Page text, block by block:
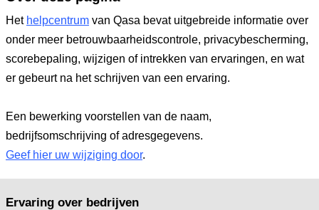
Het helpcentrum van Qasa bevat uitgebreide informatie over
onder meer betrouwbaarheidscontrole, privacybescherming,
scorebepaling, wijzigen of intrekken van ervaringen, en wat
er gebeurt na het schrijven van een ervaring.
Een bewerking voorstellen van de naam,
bedrijfsomschrijving of adresgegevens.
Geef hier uw wijziging door.
Ervaring over bedrijven